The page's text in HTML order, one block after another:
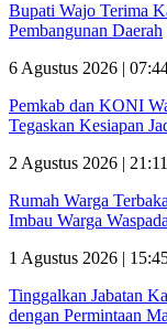
Bupati Wajo Terima
Pembangunan Daerah
6 Agustus 2026 |
Pemkab dan KONI
Tegaskan Kesiapan
2 Agustus 2026 |
Rumah Warga
Imbau Warga
1 Agustus 2026 |
Tinggalkan Jabatan
dengan Permintaan